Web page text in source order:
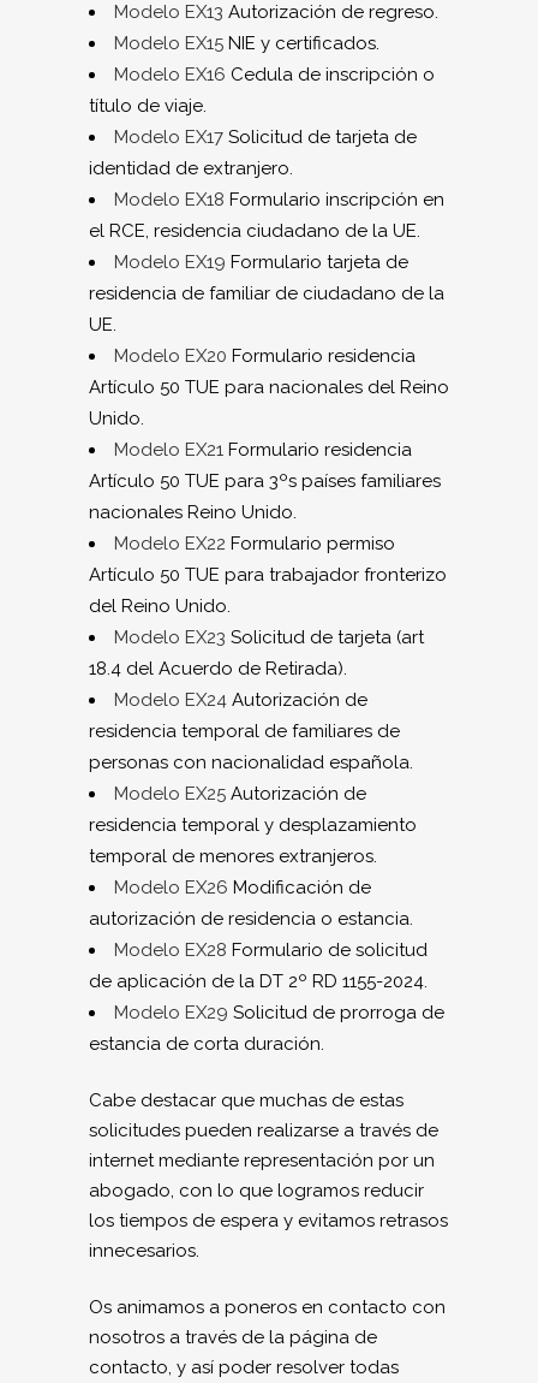
Modelo EX13 Autorización de regreso.
Modelo EX15 NIE y certificados.
Modelo EX16 Cedula de inscripción o
título de viaje.
Modelo EX17 Solicitud de tarjeta de
identidad de extranjero.
Modelo EX18 Formulario inscripción en
el RCE, residencia ciudadano de la UE.
Modelo EX19 Formulario tarjeta de
residencia de familiar de ciudadano de la
UE.
Modelo EX20 Formulario residencia
Artículo 50 TUE para nacionales del Reino
Unido.
Modelo EX21 Formulario residencia
Artículo 50 TUE para 3ºs países familiares
nacionales Reino Unido.
Modelo EX22 Formulario permiso
Artículo 50 TUE para trabajador fronterizo
del Reino Unido.
Modelo EX23 Solicitud de tarjeta (art
18.4 del Acuerdo de Retirada).
Modelo EX24 Autorización de
residencia temporal de familiares de
personas con nacionalidad española.
Modelo EX25 Autorización de
residencia temporal y desplazamiento
temporal de menores extranjeros.
Modelo EX26 Modificación de
autorización de residencia o estancia.
Modelo EX28 Formulario de solicitud
de aplicación de la DT 2º RD 1155-2024.
Modelo EX29 Solicitud de prorroga de
estancia de corta duración.
Cabe destacar que muchas de estas
solicitudes pueden realizarse a través de
internet mediante representación por un
abogado, con lo que logramos reducir
los tiempos de espera y evitamos retrasos
innecesarios.
Os animamos a poneros en contacto con
nosotros a través de la página de
contacto, y así poder resolver todas